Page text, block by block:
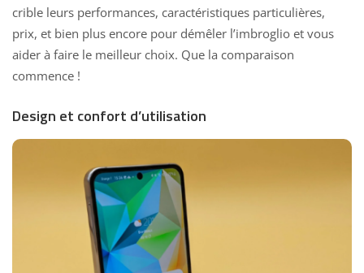
crible leurs performances, caractéristiques particulières,
prix, et bien plus encore pour démêler l’imbroglio et vous
aider à faire le meilleur choix. Que la comparaison
commence !
Design et confort d’utilisation